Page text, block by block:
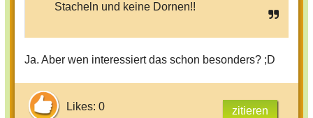
Stacheln und keine Dornen!!
Ja. Aber wen interessiert das schon besonders? ;D
Likes: 0 zitieren